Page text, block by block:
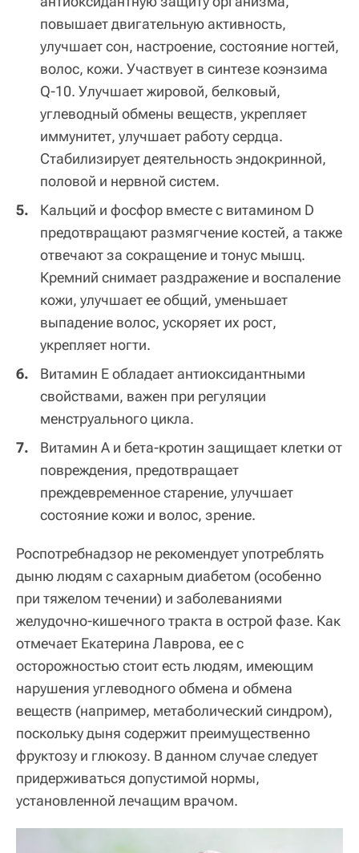
повышает двигательную активность,
улучшает сон, настроение, состояние ногтей,
волос, кожи. Участвует в синтезе коэнзима
Q-10. Улучшает жировой, белковый,
углеводный обмены веществ, укрепляет
иммунитет, улучшает работу сердца.
Стабилизирует деятельность эндокринной,
половой и нервной систем.
Кальций и фосфор вместе с витамином D
предотвращают размягчение костей, а также
отвечают за сокращение и тонус мышц.
Кремний снимает раздражение и воспаление
кожи, улучшает ее общий, уменьшает
выпадение волос, ускоряет их рост,
укрепляет ногти.
Витамин Е обладает антиоксидантными
свойствами, важен при регуляции
менструального цикла.
Витамин А и бета-кротин защищает клетки от
повреждения, предотвращает
преждевременное старение, улучшает
состояние кожи и волос, зрение.
Роспотребнадзор не рекомендует употреблять
дыню людям с сахарным диабетом (особенно
при тяжелом течении) и заболеваниями
желудочно-кишечного тракта в острой фазе. Как
отмечает Екатерина Лаврова, ее с
осторожностью стоит есть людям, имеющим
нарушения углеводного обмена и обмена
веществ (например, метаболический синдром),
поскольку дыня содержит преимущественно
фруктозу и глюкозу. В данном случае следует
придерживаться допустимой нормы,
установленной лечащим врачом.